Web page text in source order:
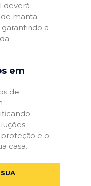
deverá
manta
a
em
de
e o
casa.